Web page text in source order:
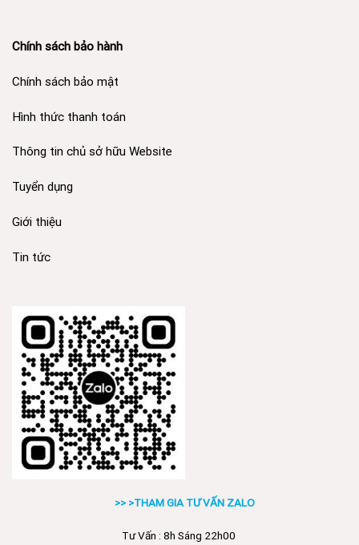
Chính sách bảo hành
Chính sách bảo mật
Hình thức thanh toán
Thông tin chủ sở hữu Website
Tuyển dụng
Giới thiệu
Tin tức
>> >THAM GIA TƯ VẤN ZALO
Tư Vấn : 8h Sáng 22h00